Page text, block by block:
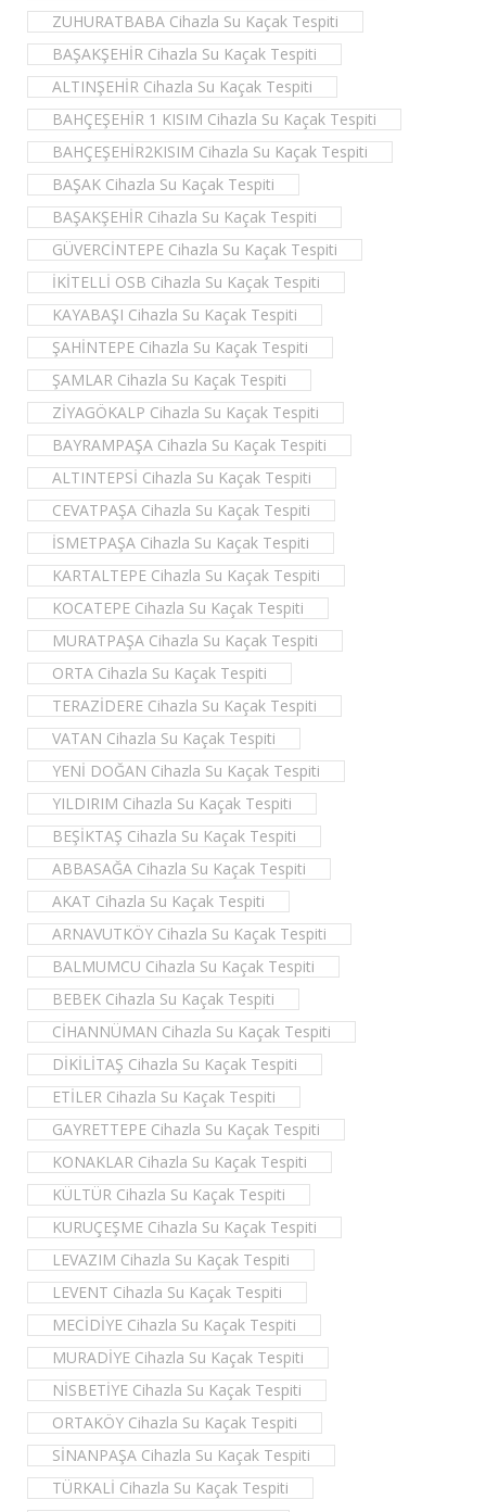
ZUHURATBABA Cihazla Su Kaçak Tespiti
BAŞAKŞEHİR Cihazla Su Kaçak Tespiti
ALTINŞEHİR Cihazla Su Kaçak Tespiti
BAHÇEŞEHİR 1 KISIM Cihazla Su Kaçak Tespiti
BAHÇEŞEHİR2KISIM Cihazla Su Kaçak Tespiti
BAŞAK Cihazla Su Kaçak Tespiti
BAŞAKŞEHİR Cihazla Su Kaçak Tespiti
GÜVERCİNTEPE Cihazla Su Kaçak Tespiti
İKİTELLİ OSB Cihazla Su Kaçak Tespiti
KAYABAŞI Cihazla Su Kaçak Tespiti
ŞAHİNTEPE Cihazla Su Kaçak Tespiti
ŞAMLAR Cihazla Su Kaçak Tespiti
ZİYAGÖKALP Cihazla Su Kaçak Tespiti
BAYRAMPAŞA Cihazla Su Kaçak Tespiti
ALTINTEPSİ Cihazla Su Kaçak Tespiti
CEVATPAŞA Cihazla Su Kaçak Tespiti
İSMETPAŞA Cihazla Su Kaçak Tespiti
KARTALTEPE Cihazla Su Kaçak Tespiti
KOCATEPE Cihazla Su Kaçak Tespiti
MURATPAŞA Cihazla Su Kaçak Tespiti
ORTA Cihazla Su Kaçak Tespiti
TERAZİDERE Cihazla Su Kaçak Tespiti
VATAN Cihazla Su Kaçak Tespiti
YENİ DOĞAN Cihazla Su Kaçak Tespiti
YILDIRIM Cihazla Su Kaçak Tespiti
BEŞİKTAŞ Cihazla Su Kaçak Tespiti
ABBASAĞA Cihazla Su Kaçak Tespiti
AKAT Cihazla Su Kaçak Tespiti
ARNAVUTKÖY Cihazla Su Kaçak Tespiti
BALMUMCU Cihazla Su Kaçak Tespiti
BEBEK Cihazla Su Kaçak Tespiti
CİHANNÜMAN Cihazla Su Kaçak Tespiti
DİKİLİTAŞ Cihazla Su Kaçak Tespiti
ETİLER Cihazla Su Kaçak Tespiti
GAYRETTEPE Cihazla Su Kaçak Tespiti
KONAKLAR Cihazla Su Kaçak Tespiti
KÜLTÜR Cihazla Su Kaçak Tespiti
KURUÇEŞME Cihazla Su Kaçak Tespiti
LEVAZIM Cihazla Su Kaçak Tespiti
LEVENT Cihazla Su Kaçak Tespiti
MECİDİYE Cihazla Su Kaçak Tespiti
MURADİYE Cihazla Su Kaçak Tespiti
NİSBETİYE Cihazla Su Kaçak Tespiti
ORTAKÖY Cihazla Su Kaçak Tespiti
SİNANPAŞA Cihazla Su Kaçak Tespiti
TÜRKALİ Cihazla Su Kaçak Tespiti